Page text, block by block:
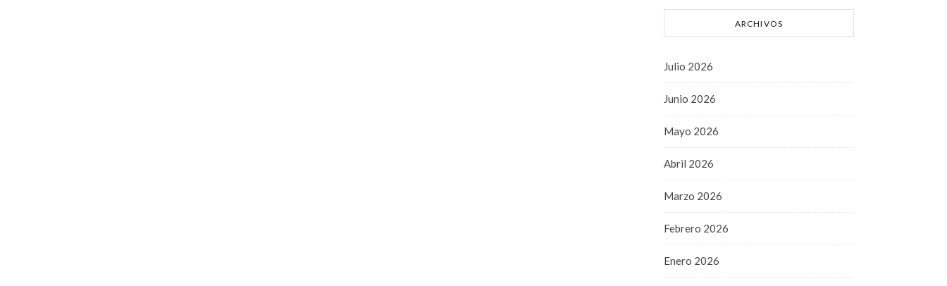
ARCHIVOS
Julio 2026
Junio 2026
Mayo 2026
Abril 2026
Marzo 2026
Febrero 2026
Enero 2026